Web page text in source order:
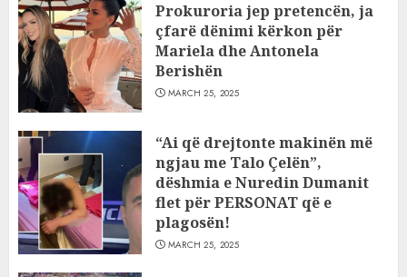
Prokuroria jep pretencën, ja
çfarë dënimi kërkon për
Mariela dhe Antonela
Berishën
MARCH 25, 2025
“Ai që drejtonte makinën më
ngjau me Talo Çelën”,
dëshmia e Nuredin Dumanit
flet për PERSONAT që e
plagosën!
MARCH 25, 2025